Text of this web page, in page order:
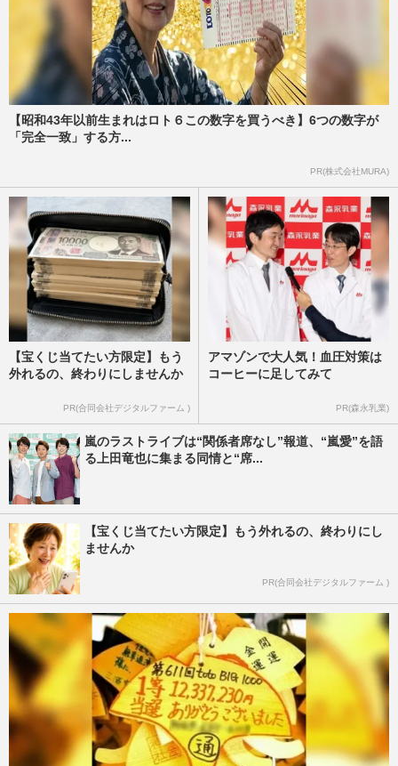
【昭和43年以前生まれはロト６この数字を買うべき】6つの数字が
「完全一致」する方...
PR(株式会社MURA)
【宝くじ当てたい方限定】もう
外れるの、終わりにしませんか
PR(合同会社デジタルファーム )
アマゾンで大人気！血圧対策は
コーヒーに足してみて
PR(森永乳業)
嵐のラストライブは“関係者席なし”報道、“嵐愛”を語
る上田竜也に集まる同情と“席...
【宝くじ当てたい方限定】もう外れるの、終わりにし
ませんか
PR(合同会社デジタルファーム )